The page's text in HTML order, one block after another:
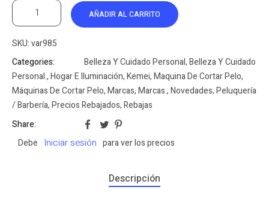
AÑADIR AL CARRITO
SKU:var985
Categories:
Belleza Y Cuidado Personal,Belleza Y Cuidado
Personal.,Hogar E Iluminación,Kemei,Maquina De Cortar Pelo,
Máquinas De Cortar Pelo,Marcas,Marcas.,Novedades,Peluquería
/ Barbería,Precios Rebajados,Rebajas
Share:
Debe
Iniciar sesión para ver los precios
Descripción